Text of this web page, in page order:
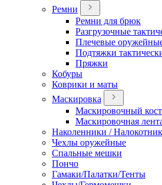
Ремни
Ремни для брюк
Разгрузочные
Плечевые
Подтяжки
Пряжки
Кобуры
Коврики и маты
Маскировка
Маскировочный
Маскировочная
Наколенники /
Чехлы оружейные
Спальные мешки
Пончо
Гамаки/Палатки/Тенты